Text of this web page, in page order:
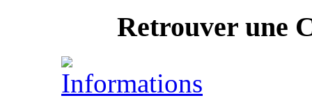
Retrouver une